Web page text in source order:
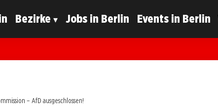
Bezirke Jobs in Berlin Events in Berlin
– AfD ausgeschlossen!